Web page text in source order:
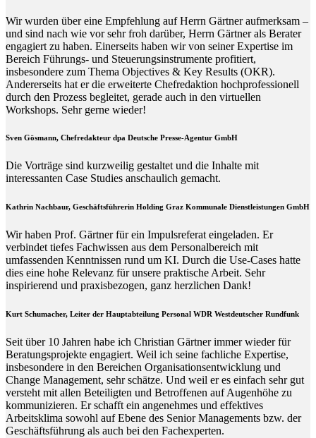
Wir wurden über eine Empfehlung auf Herrn Gärtner aufmerksam –
und sind nach wie vor sehr froh darüber, Herrn Gärtner als Berater
engagiert zu haben. Einerseits haben wir von seiner Expertise im
Bereich Führungs- und Steuerungsinstrumente profitiert,
insbesondere zum Thema Objectives & Key Results (OKR).
Andererseits hat er die erweiterte Chefredaktion hochprofessionell
durch den Prozess begleitet, gerade auch in den virtuellen
Workshops. Sehr gerne wieder!
Sven Gösmann, Chefredakteur dpa Deutsche Presse-Agentur GmbH
Die Vorträge sind kurzweilig gestaltet und die Inhalte mit
interessanten Case Studies anschaulich gemacht.
Kathrin Nachbaur, Geschäftsführerin Holding Graz Kommunale Dienstleistungen GmbH
Wir haben Prof. Gärtner für ein Impulsreferat eingeladen. Er
verbindet tiefes Fachwissen aus dem Personalbereich mit
umfassenden Kenntnissen rund um KI. Durch die Use-Cases hatte
dies eine hohe Relevanz für unsere praktische Arbeit. Sehr
inspirierend und praxisbezogen, ganz herzlichen Dank!
Kurt Schumacher, Leiter der Hauptabteilung Personal WDR Westdeutscher Rundfunk
Seit über 10 Jahren habe ich Christian Gärtner immer wieder für
Beratungsprojekte engagiert. Weil ich seine fachliche Expertise,
insbesondere in den Bereichen Organisationsentwicklung und
Change Management, sehr schätze. Und weil er es einfach sehr gut
versteht mit allen Beteiligten und Betroffenen auf Augenhöhe zu
kommunizieren. Er schafft ein angenehmes und effektives
Arbeitsklima sowohl auf Ebene des Senior Managements bzw. der
Geschäftsführung als auch bei den Fachexperten.